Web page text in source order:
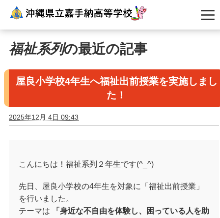
福祉系列の最近の記事
屋良小学校4年生へ福祉出前授業を実施しまし
た！
2025年12月 4日 09:43
こんにちは！福祉系列２年生です(^_^)
先日、屋良小学校の4年生を対象に「福祉出前授業」
を行いました。
テーマは
「身近な不自由を体験し、困っている人を助